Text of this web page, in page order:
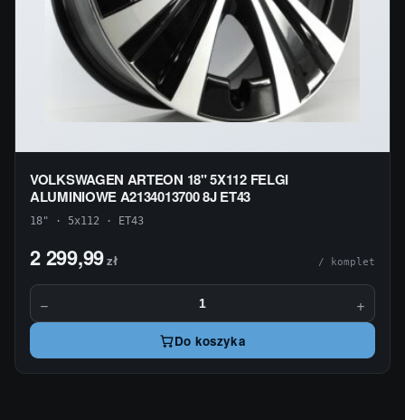
VOLKSWAGEN ARTEON 18" 5X112 FELGI
ALUMINIOWE A2134013700 8J ET43
18" · 5x112 · ET43
2 299,99zł / komplet
− +
Do koszyka